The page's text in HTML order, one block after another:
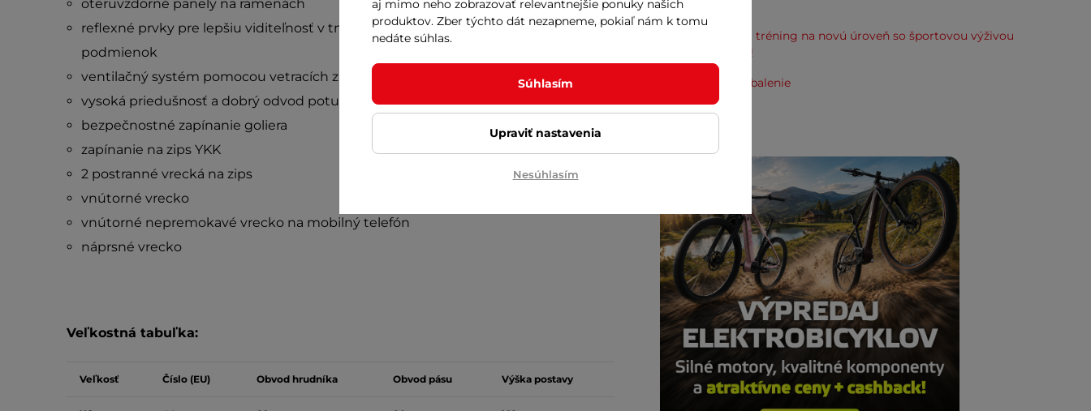
oteruvzdorné panely na ramenách
reflexné prvky pre lepšiu viditeľnosť v tme a za zhoršených svetelných
podmienok
ventilačný systém pomocou vetracích zipsov na rukávoch, bokoch a chrbte
vysoká priedušnosť a dobrý odvod potu
bezpečnostné zapínanie goliera
zapínanie na zips YKK
2 postranné vrecká na zips
vnútorné vrecko
vnútorné nepremokavé vrecko na mobilný telefón
náprsné vrecko
Veľkostná tabuľka:
Veľkosť Číslo (EU) Obvod hrudníka Obvod pásu Výška postavy
ďalší nákup.
Posuňte svoj tréning na novú úroveň so športovou výživou
inSPORTline!
Diskrétne zabalenie
aj mimo neho zobrazovať relevantnejšie ponuky našich
produktov. Zber týchto dát nezapneme, pokiaľ nám k tomu
nedáte súhlas.
Súhlasím
Upraviť nastavenia
Nesúhlasím